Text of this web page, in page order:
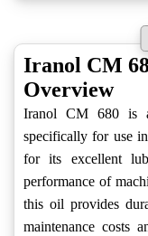
Iranol CM
Overview
Iranol CM 680 is
specifically for use
for its excellent
performance of
this oil provides
maintenance costs